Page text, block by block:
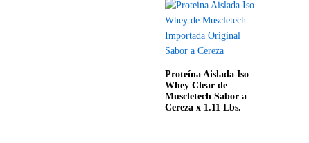
Proteína Aislada Iso
Whey Clear de
Muscletech Sabor a
Cereza x 1.11 Lbs.